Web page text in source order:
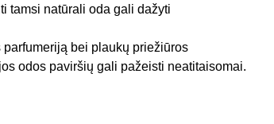
tamsi natūrali oda gali dažyti
bei plaukų priežiūros
odos paviršių gali pažeisti neatitaisomai.